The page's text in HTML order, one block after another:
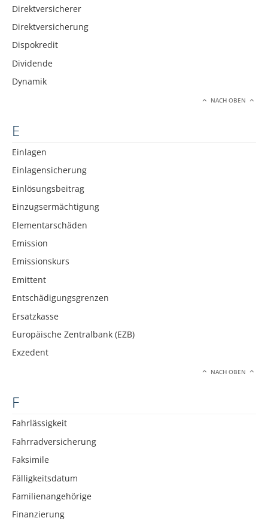
Direktversicherer
Direktversicherung
Dispokredit
Dividende
Dynamik
NACH OBEN
E
Einlagen
Einlagensicherung
Einlösungsbeitrag
Einzugsermächtigung
Elementarschäden
Emission
Emissionskurs
Emittent
Entschädigungsgrenzen
Ersatzkasse
Europäische Zentralbank (EZB)
Exzedent
NACH OBEN
F
Fahrlässigkeit
Fahrradversicherung
Faksimile
Fälligkeitsdatum
Familienangehörige
Finanzierung